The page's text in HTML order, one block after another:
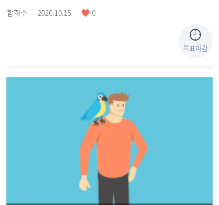
않은 공기를 마시게 하는것이라고 보여집니다. 그리고 큰 운동장이 맨
땅으로 이루어진것이안타깝습니다. 이에 운동장을 축구장 크기의 인조
잔디 조성 및 달릴수 있는 트랙을 조성하면 안전사고에 매우 도움이 될
것으로 보입니다. 사례로 광명시청 옆에 있는 운동장의 경우 성인경기
가 할수있는 인조잔디축구구장 및 트랙이 잘 조성되어있어서 집이 고척
우 좋아합니다. 구로구민인데 타 지역의 운동장을 이용하는 부분이 안
는 인조잔디 축구구장과 트랙을 구성한다면 많은 구민들이 사고없이 이
용 할수 있을것으로 기대되며, 유소년 축구 대회같은 대회를 유치 할수
있어 많은 장점일 있을것으로 판단됩니다. 아무쪽록 긍정적인 검토를
하네요. 그래서 구로구청에 제안합니다.
함희수 2020.10.15 0
투표마감